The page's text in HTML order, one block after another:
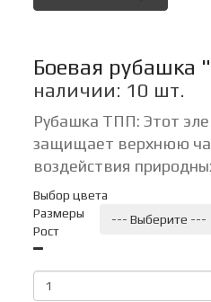
Боевая рубашка
наличии: 10 шт.
Рубашка ТПП: Этот
защищает верхнюю
воздействия
Выбор цвета
Размеры
--- Выберите ---
Рост